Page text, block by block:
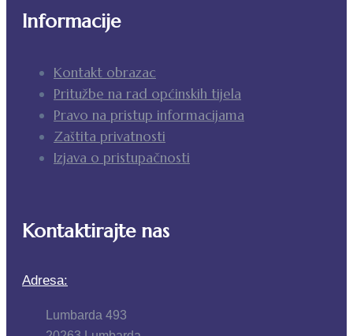
Informacije
Kontakt obrazac
Pritužbe na rad općinskih tijela
Pravo na pristup informacijama
Zaštita privatnosti
Izjava o pristupačnosti
Kontaktirajte nas
Adresa:
Lumbarda 493